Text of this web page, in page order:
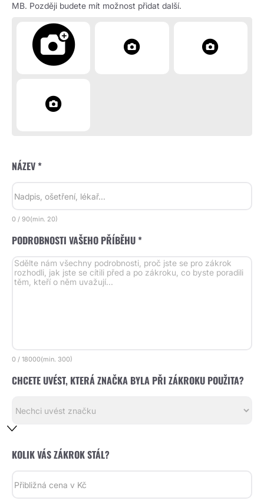
MB. Později budete mít možnost přidat další.
NÁZEV *
0 / 90(min. 20)
PODROBNOSTI VAŠEHO PŘÍBĚHU *
0 / 18000(min. 300)
CHCETE UVÉST, KTERÁ ZNAČKA BYLA PŘI ZÁKROKU POUŽITA?
KOLIK VÁS ZÁKROK STÁL?